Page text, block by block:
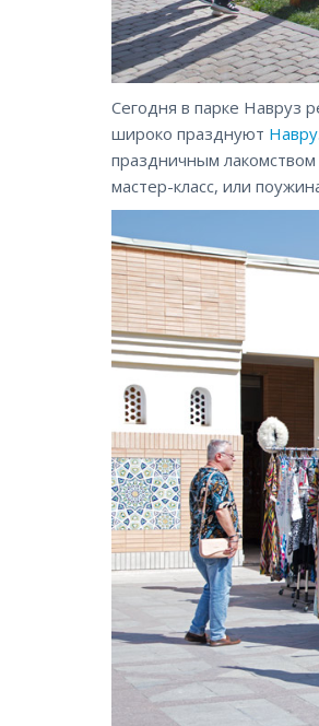
Сегодня в парке Навруз
широко празднуют
праздничным лакомством
мастер-класс, или